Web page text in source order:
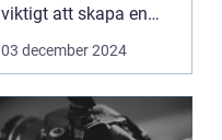
viktigt att skapa en
arbetsmiljö s...
03 december 2024